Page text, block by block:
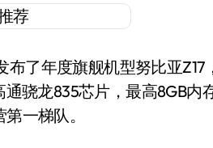
了年度旗舰机型努比亚Z17
骁龙835芯片，最高8GB内
一梯队。